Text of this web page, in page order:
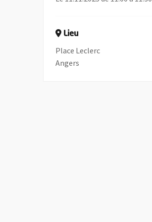
Lieu
Place Leclerc
Angers